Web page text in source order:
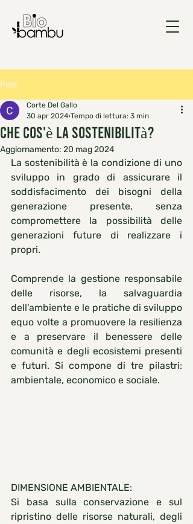
Post
Che cos'è la sostenibilità?
Corte Del Gallo
30 apr 2024 Tempo di lettura: 3 min
Aggiornamento: 20 mag 2024
La sostenibilità è la condizione di uno
sviluppo in grado di assicurare il
soddisfacimento dei bisogni della
generazione presente, senza
compromettere la possibilità delle
generazioni future di realizzare i
propri.
Comprende la gestione responsabile
delle risorse, la salvaguardia
dell'ambiente e le pratiche di sviluppo
equo volte a promuovere la resilienza
e a preservare il benessere delle
comunità e degli ecosistemi presenti
e futuri. Si compone di tre pilastri:
ambientale, economico e sociale.
DIMENSIONE AMBIENTALE:
Si basa sulla conservazione e sul
ripristino delle risorse naturali, degli